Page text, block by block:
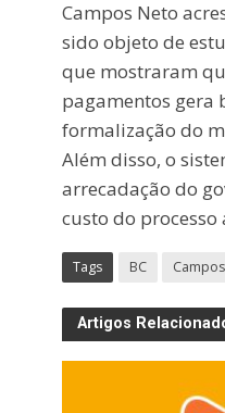
Campos Neto
sido objeto de
que mostraram
pagamentos gera
formalização do
Além disso, o
arrecadação do
custo do
Tags BC
Artigos